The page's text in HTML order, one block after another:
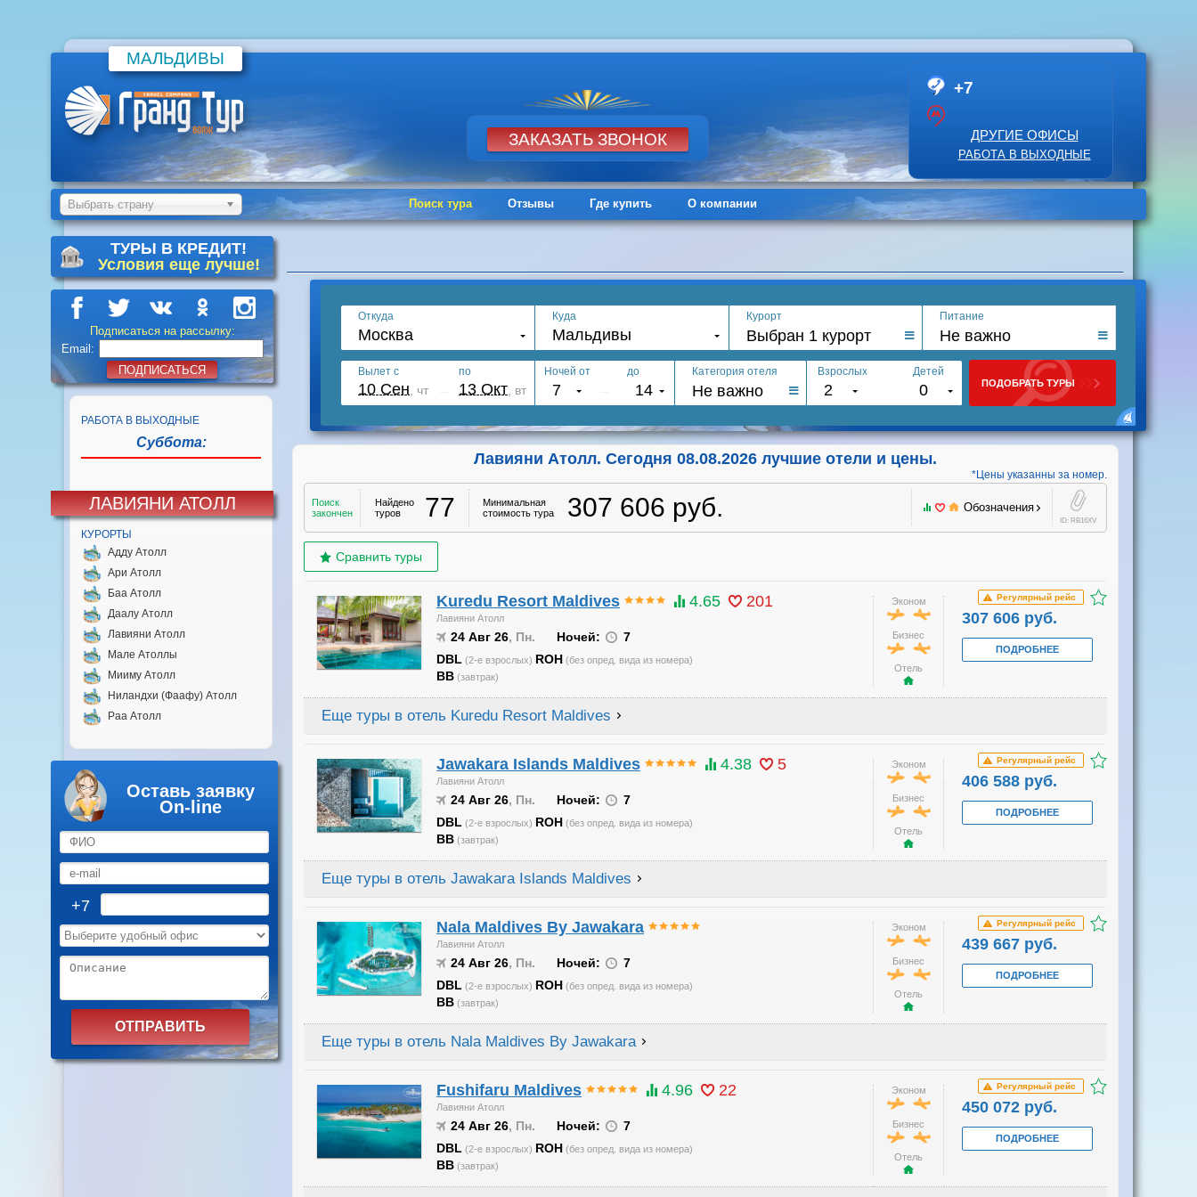
МАЛЬДИВЫ
+7
ДРУГИЕ ОФИСЫ
РАБОТА В ВЫХОДНЫЕ
Выбрать страну Поиск тура Отзывы Где купить О компании
ТУРЫ В КРЕДИТ!
Условия еще лучше!
Подписаться на рассылку:
Email:
ПОДПИСАТЬСЯ
РАБОТА В ВЫХОДНЫЕ
Суббота:
ЛАВИЯНИ АТОЛЛ
КУРОРТЫ
Адду Атолл
Ари Атолл
Баа Атолл
Даалу Атолл
Лавияни Атолл
Мале Атоллы
Мииму Атолл
Ниландхи (Фаафу) Атолл
Раа Атолл
Оставь заявку
On-line
+7
Лавияни Атолл. Сегодня 08.08.2026 лучшие отели и цены.
*Цены указанны за номер.